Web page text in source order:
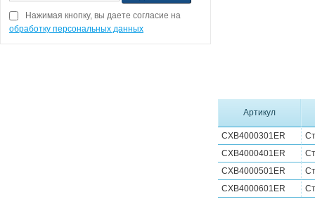
Артикул
CXB4000301ER
CXB4000401ER
CXB4000501ER
CXB4000601ER
Нажимая кнопку, вы даете согласие на
обработку персональных данных